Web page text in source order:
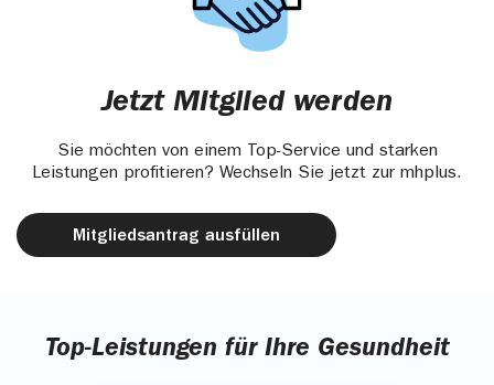
Jetzt Mitglied werden
Sie möchten von einem Top-Service und starken
Leistungen profitieren? Wechseln Sie jetzt zur mhplus.
Mitgliedsantrag ausfüllen
Top-Leistungen für Ihre Gesundheit